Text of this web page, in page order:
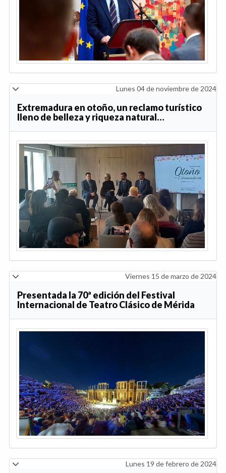
Lunes 04 de noviembre de 2024
Extremadura en otoño, un reclamo turístico
lleno de belleza y riqueza natural…
Viernes 15 de marzo de 2024
Presentada la 70ª edición del Festival
Internacional de Teatro Clásico de Mérida
Lunes 19 de febrero de 2024